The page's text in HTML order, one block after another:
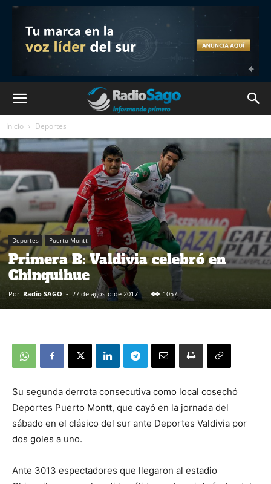
Inicio Deportes
Deportes Puerto Montt
Primera B: Valdivia celebró en
Chinquihue
Por Radio SAGO - 27 de agosto de 2017 1057
Su segunda derrota consecutiva como local cosechó
Deportes Puerto Montt, que cayó en la jornada del
sábado en el clásico del sur ante Deportes Valdivia por
dos goles a uno.
Ante 3013 espectadores que llegaron al estadio